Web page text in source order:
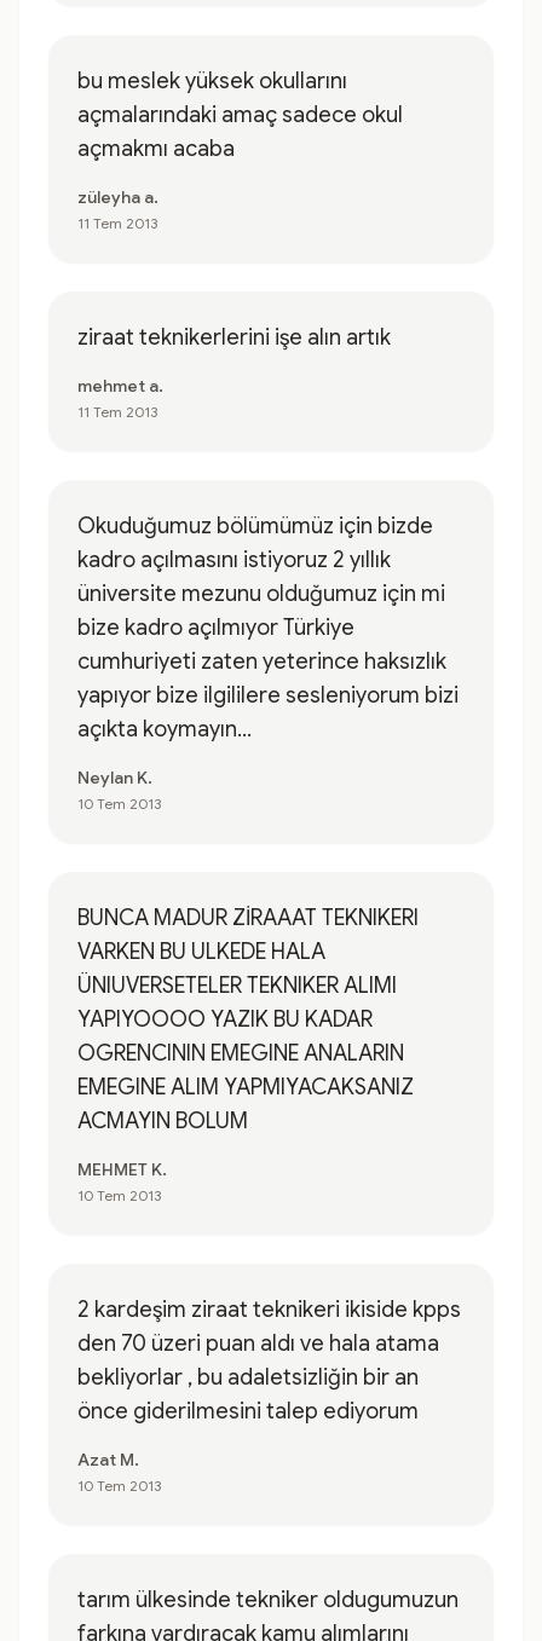
bu meslek yüksek okullarını
açmalarındaki amaç sadece okul
açmakmı acaba
züleyha a.
11 Tem 2013
ziraat teknikerlerini işe alın artık
mehmet a.
11 Tem 2013
Okuduğumuz bölümümüz için bizde
kadro açılmasını istiyoruz 2 yıllık
üniversite mezunu olduğumuz için mi
bize kadro açılmıyor Türkiye
cumhuriyeti zaten yeterince haksızlık
yapıyor bize ilgililere sesleniyorum bizi
açıkta koymayın...
Neylan K.
10 Tem 2013
BUNCA MADUR ZİRAAAT TEKNIKERI
VARKEN BU ULKEDE HALA
ÜNIUVERSETELER TEKNIKER ALIMI
YAPIYOOOO YAZIK BU KADAR
OGRENCININ EMEGINE ANALARIN
EMEGINE ALIM YAPMIYACAKSANIZ
ACMAYIN BOLUM
MEHMET K.
10 Tem 2013
2 kardeşim ziraat teknikeri ikiside kpps
den 70 üzeri puan aldı ve hala atama
bekliyorlar , bu adaletsizliğin bir an
önce giderilmesini talep ediyorum
Azat M.
10 Tem 2013
tarım ülkesinde tekniker oldugumuzun
farkına vardıracak kamu alımlarını